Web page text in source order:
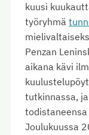
kuusi
työryhmä
Penzan
aikana kävi
tutkinnassa,
Joulukuussa